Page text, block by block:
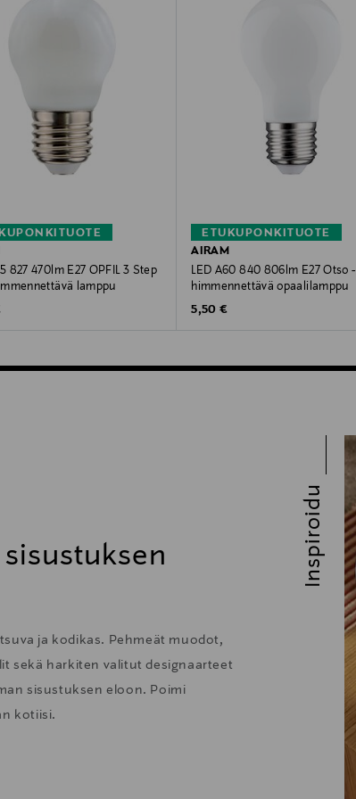
827 470lm E27 OPFIL 3 Step
lamppu
Price
ETUKUPONKITUOTE
AIRAM
LED A60 840 806lm E27 Otso -
himmennettävä opaalilamppu
Original Price
5,50 €
ja kodikas. Pehmeät muodot,
sekä harkiten valitut designaarteet
sisustuksen eloon. Poimi
kotiisi.
Inspiroidu